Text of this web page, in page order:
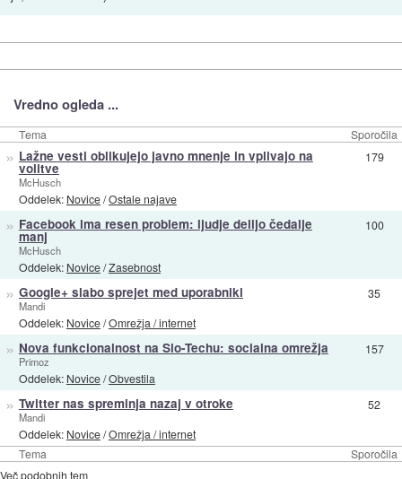
Vredno ogleda ...
Tema Sporočila
Tema Sporočila
» Lažne vesti oblikujejo javno mnenje in vplivajo na
volitve
McHusch
Oddelek: Novice/Ostale najave
179
» Facebook ima resen problem: ljudje delijo čedalje
manj
McHusch
Oddelek: Novice/Zasebnost
100
» Google+ slabo sprejet med uporabniki
Mandi
Oddelek: Novice/Omrežja / internet
35
» Nova funkcionalnost na Slo-Techu: socialna omrežja
Primoz
Oddelek: Novice/Obvestila
157
» Twitter nas spreminja nazaj v otroke
Mandi
Oddelek: Novice/Omrežja / internet
52
Več podobnih tem